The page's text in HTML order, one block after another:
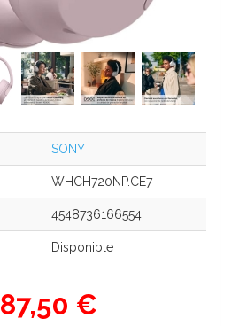
SONY
WHCH720NP.CE7
4548736166554
Disponible
87,50 €